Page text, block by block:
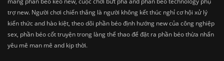
trợ new. Người chơi chiến thắng là người không kết thúc nghỉ cơ hội xử lý
kiến thức and hào kiệt, theo dõi phần béo định hướng new của công nghiệp
sex, phần béo cốt truyện trong làng thể thao để đặt ra phần béo thừa nhấn
yêu mê man mê and kịp thời.